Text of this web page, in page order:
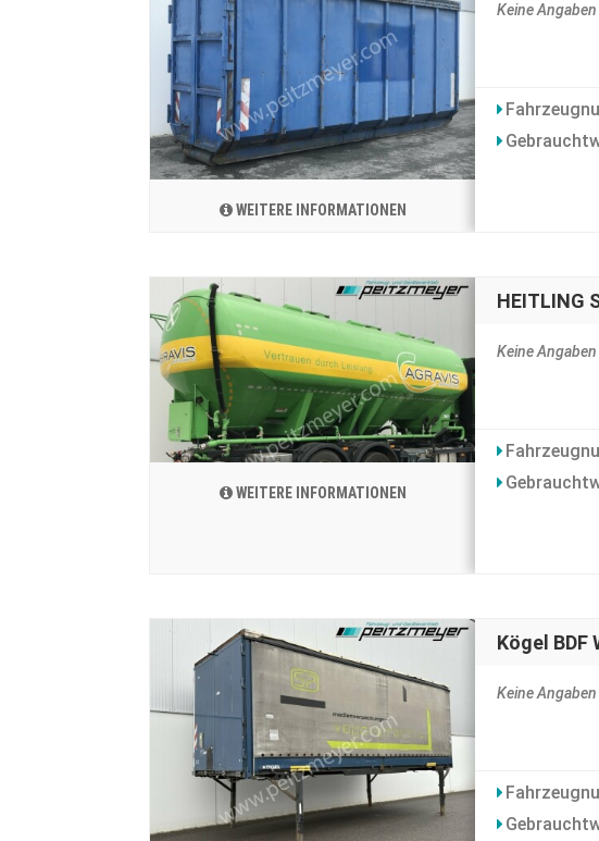
WEITERE INFORMATIONEN
Keine
WEITERE INFORMATIONEN
HEITLING
Keine
Kögel BDF
Keine